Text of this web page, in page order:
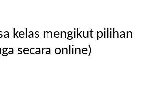
kelas mengikut pilihan
secara online)